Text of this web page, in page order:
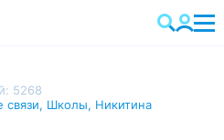
5268
связи, Школы, Никитина